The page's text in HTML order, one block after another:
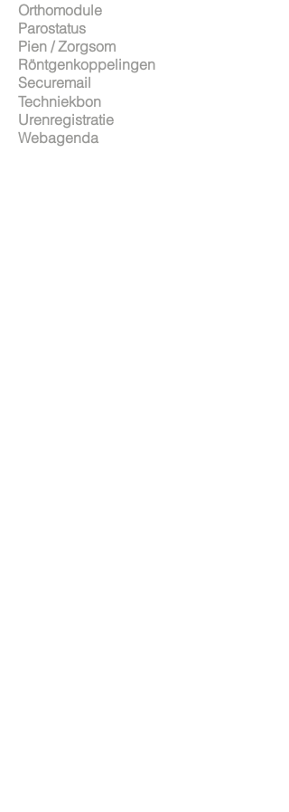
Orthomodule
Parostatus
Pien / Zorgsom
Röntgenkoppelingen
Securemail
Techniekbon
Urenregistratie
Webagenda